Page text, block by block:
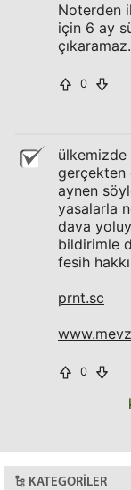
Noterden
için 6 ay
0
ülkemizde
gerçekten
aynen
yasalarla
dava
bildirimle
fesih
prnt.sc
0
KATEGORILER